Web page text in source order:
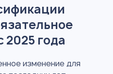
2025 года
изменение для